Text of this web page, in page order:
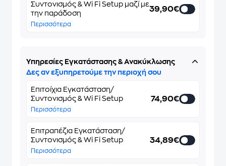
Συντονισμός & Wi Fi Setup μαζί με
την παράδοση
Περισσότερα
39,90€
Υπηρεσίες Εγκατάστασης & Ανακύκλωσης
Δες αν εξυπηρετούμε την περιοχή σου
Επιτοίχια Εγκατάσταση/
Συντονισμός & Wi Fi Setup
Περισσότερα
74,90€
Επιτραπέζια Εγκατάσταση/
Συντονισμός & Wi Fi Setup
Περισσότερα
34,89€